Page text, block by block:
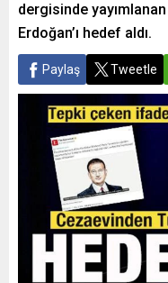
dergisinde yayımlanan
Erdoğan’ı hedef aldı.
Paylaş Tweetle